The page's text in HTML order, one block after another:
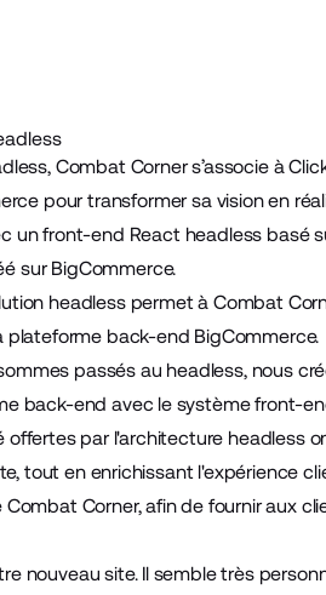
Combat Corner s’associe à
pour transformer sa vision en
un front-end Reactheadless basé
sur BigCommerce.
headless permet à Combat
plateforme back-end BigCommerce.
passés au headless, nous
back-end avec le système front-
offertes par l'architecture headless
tout en enrichissant l'expérience
Corner, afin de fournir aux
nouveau site. Il semble très